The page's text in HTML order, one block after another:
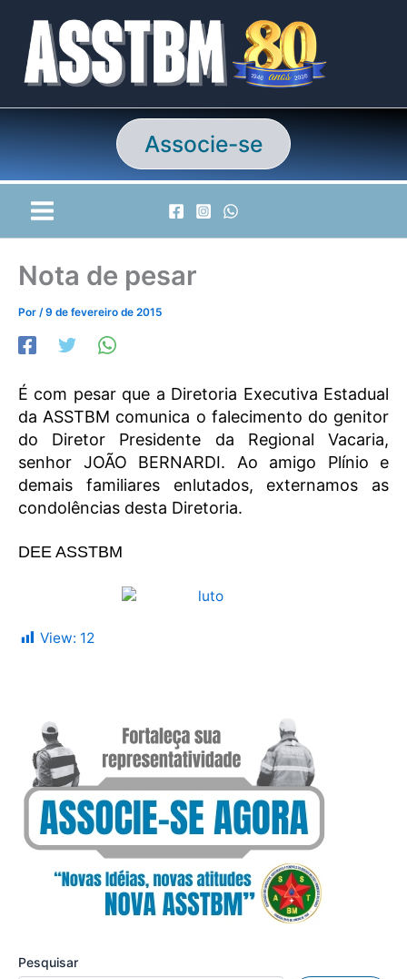
conteúdo
Associe-se
Nota de pesar
Por /9 de fevereiro de 2015
É com pesar que a Diretoria Executiva Estadual
da ASSTBM comunica o falecimento do genitor
do Diretor Presidente da Regional Vacaria,
senhor JOÃO BERNARDI. Ao amigo Plínio e
demais familiares enlutados, externamos as
condolências desta Diretoria.
DEE ASSTBM
View: 12
Pesquisar